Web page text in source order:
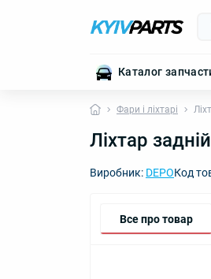
Каталог
Фари і ліхтарі
Ліхтар
Виробник: DEPOКод
Все про товар